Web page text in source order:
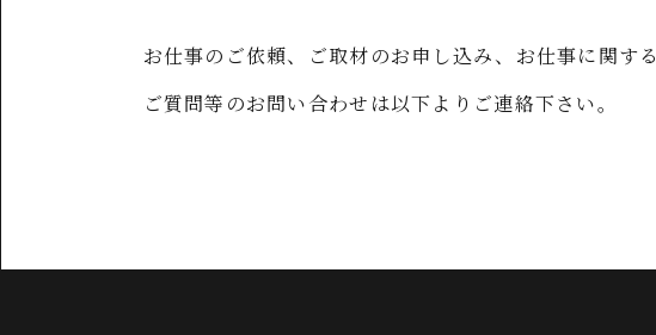
お仕事のご依頼、ご取材のお申し込み、お仕事に関する
ご質問等のお問い合わせは以下よりご連絡下さい。